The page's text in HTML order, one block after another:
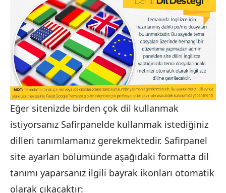
Eğer sitenizde birden çok dil kullanmak
istiyorsanız Safirpanelde kullanmak istediğiniz
dilleri tanımlamanız gerekmektedir. Safirpanel
site ayarları bölümünde aşağıdaki formatta dil
tanımı yaparsanız ilgili bayrak ikonları otomatik
olarak çıkacaktır: